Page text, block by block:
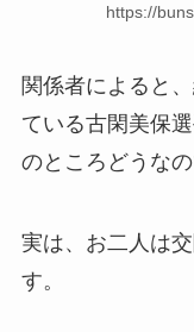
https://
関係者によると
ている古閑美保
のところどうなの
実は、お二人は
す。